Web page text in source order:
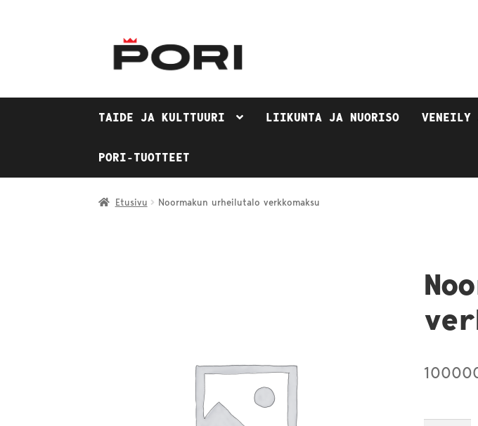
Siirry
navigointiin
Siirry
sisältöön
TAIDE JA KULTTUURI LIIKUNTA JA NUORISO VENEILY
PORI-TUOTTEET
Etusivu Noormakun urheilutalo verkkomaksu